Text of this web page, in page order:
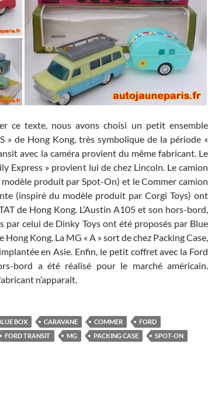
ce texte, nous avons choisi un petit ensemble
» de Hong Kong, très symbolique de la période «
avec la caméra provient du même fabricant. Le
Express » provient lui de chez Lincoln. Le camion
produit par Spot-On) et le Commer camion
(inspiré du modèle produit par Corgi Toys) ont
de Hong Kong. L’Austin A105 et son hors-bord,
par celui de Dinky Toys ont été proposés par Blue
Hong Kong. La MG « A » sort de chez Packing Case,
en Asie. Enfin, le petit coffret avec la Ford
bord a été réalisé pour le marché américain.
n’apparaît.
BOX CARAVANE COMMER
FORD
FORD TRANSIT MG PACKING CASE
SPOT-ON